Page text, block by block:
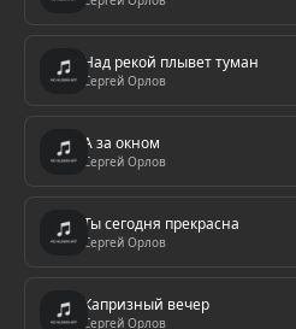
Над рекой плывет туман
Сергей Орлов
А за окном
Сергей Орлов
Ты сегодня прекрасна
Сергей Орлов
Капризный вечер
Сергей Орлов